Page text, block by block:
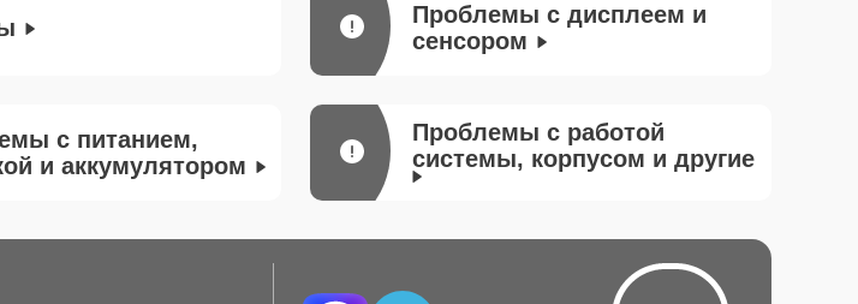
Проблемы с дисплеем и
сенсором
с питанием,
и аккумулятором
Проблемы с работой
системы, корпусом и другие